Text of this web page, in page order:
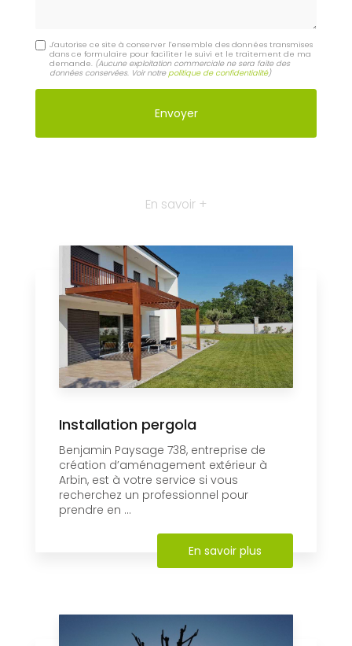
J'autorise ce site à conserver l'ensemble des données transmises
dans ce formulaire pour faciliter le suivi et le traitement de ma
demande. (Aucune exploitation commerciale ne sera faite des
données conservées. Voir notrepolitique de confidentialité)
En savoir +
Installation pergola
Benjamin Paysage 738, entreprise de
création d’aménagement extérieur à
Arbin, est à votre service si vous
recherchez un professionnel pour
prendre en ...
En savoir plus